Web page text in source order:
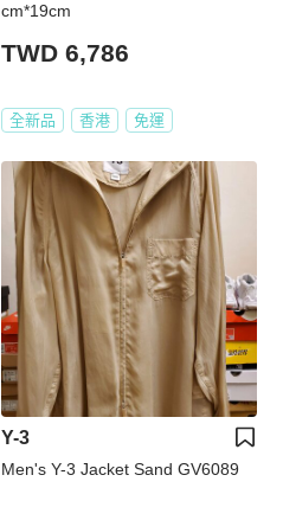
cm*19cm
TWD 6,786
全新品 香港 免運
Y-3
Men's Y-3 Jacket Sand GV6089